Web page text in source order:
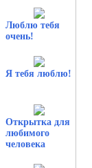
Люблю тебя
очень!
Я тебя люблю!
Открытка для
любимого
человека